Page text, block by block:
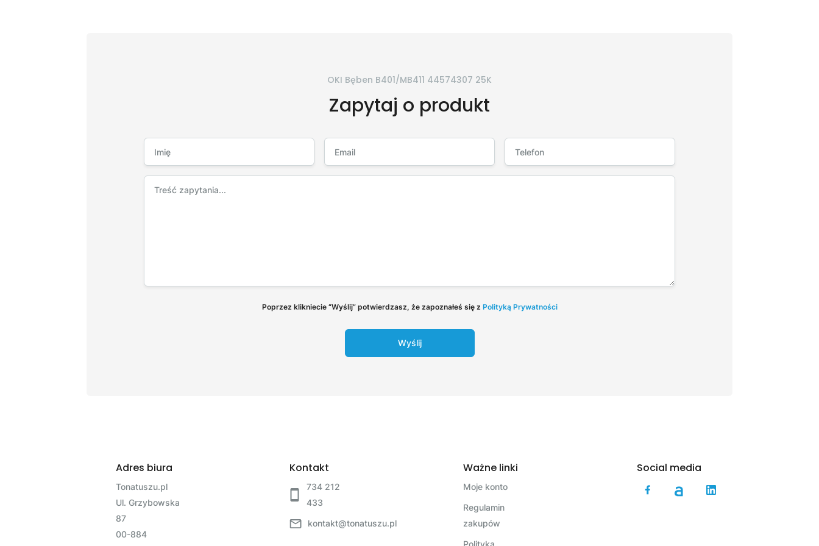
OKI Bęben B401/MB411 44574307 25K
Zapytaj o produkt
Poprzez klikniecie “Wyślij” potwierdzasz, że zapoznałeś się z Polityką Prywatności
Wyślij
Adres biura
Tonatuszu.pl
Ul. Grzybowska
87
00-884
Kontakt
734 212
433
kontakt@tonatuszu.pl
Ważne linki
Moje konto
Regulamin
zakupów
Polityka
Social media